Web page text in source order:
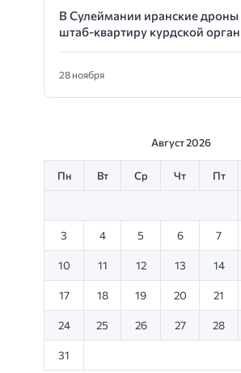
В Сулеймании иранские дроны
штаб-квартиру курдской
28 ноября
Август 2026
Пн Вт Ср Чт Пт
3 4 5 6 7
10 11 12 13 14
17 18 19 20 21
24 25 26 27 28
31